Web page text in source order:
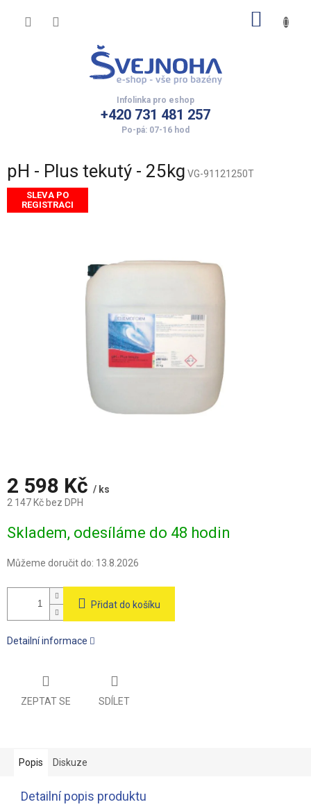
+420 731 481 257
pH - Plus tekutý - 25kg VG-91121250T
SLEVA PO
REGISTRACI
2 598 Kč / ks
2 147 Kč bez DPH
cena:
Skladem, odesíláme do 48 hodin
Můžeme doručit do: 13.8.2026
Přidat do košíku
Detailní informace
ZEPTAT SE SDÍLET
Popis Diskuze
Detailní popis produktu